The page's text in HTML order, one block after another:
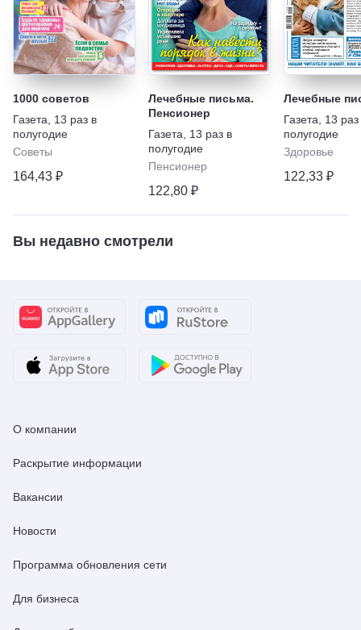
1000 советов
Газета
13 раз в
полугодие
Советы
164,43 ₽
Лечебные письма.
Пенсионер
Газета
13 раз в
полугодие
Пенсионер
122,80 ₽
Лечебные
Газета
13 раз
полугодие
Здоровье
122,33 ₽
Вы недавно смотрели
О компании
Раскрытие информации
Вакансии
Новости
Программа обновления сети
Для бизнеса